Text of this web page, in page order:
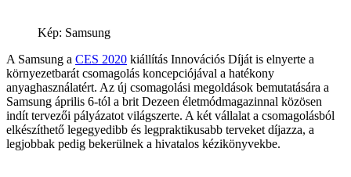
Kép: Samsung
A Samsung a CES 2020 kiállítás Innovációs Díját is elnyerte a
környezetbarát csomagolás koncepciójával a hatékony
anyaghasználatért. Az új csomagolási megoldások bemutatására a
Samsung április 6-tól a brit Dezeen életmódmagazinnal közösen
indít tervezői pályázatot világszerte. A két vállalat a csomagolásból
elkészíthető legegyedibb és legpraktikusabb terveket díjazza, a
legjobbak pedig bekerülnek a hivatalos kézikönyvekbe.